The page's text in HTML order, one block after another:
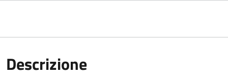
Descrizione